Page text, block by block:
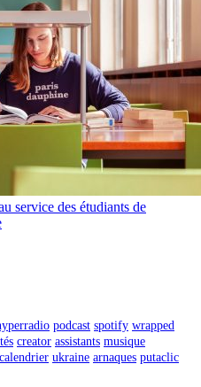
service des étudiants de
podcast spotify wrapped
creator assistants musique
calendrier ukraine arnaques putaclic